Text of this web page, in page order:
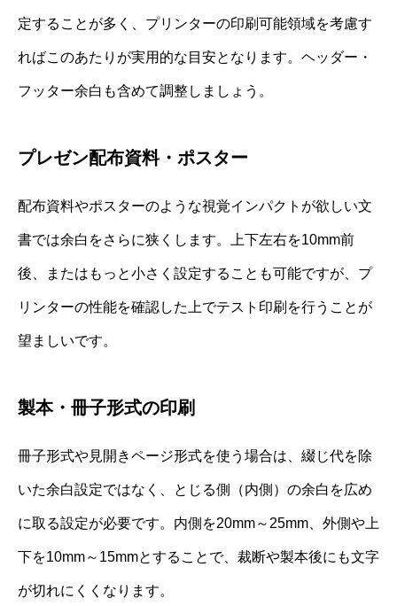
定することが多く、プリンターの印刷可能領域を考慮す
ればこのあたりが実用的な目安となります。ヘッダー・
フッター余白も含めて調整しましょう。
プレゼン配布資料・ポスター
配布資料やポスターのような視覚インパクトが欲しい文
書では余白をさらに狭くします。上下左右を10mm前
後、またはもっと小さく設定することも可能ですが、プ
リンターの性能を確認した上でテスト印刷を行うことが
望ましいです。
製本・冊子形式の印刷
冊子形式や見開きページ形式を使う場合は、綴じ代を除
いた余白設定ではなく、とじる側（内側）の余白を広め
に取る設定が必要です。内側を20mm～25mm、外側や上
下を10mm～15mmとすることで、裁断や製本後にも文字
が切れにくくなります。